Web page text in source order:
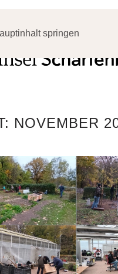
springen
NOVEMBER